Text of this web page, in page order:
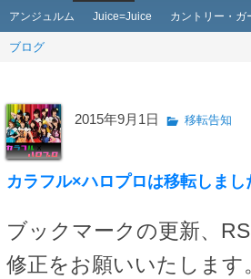
アンジュルム Juice=Juice カントリー・ガ
ブログ
2015年9月1日 移転告知
カラフル×ハロプロは移転しまし
ブックマークの更新、
修正をお願いいたします